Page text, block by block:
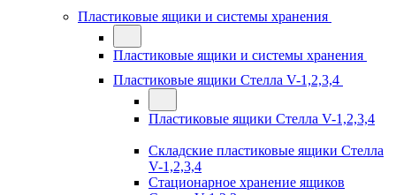
Пластиковые ящики и системы хранения
Пластиковые ящики и системы хранения
Пластиковые ящики Стелла V-1,2,3,4
Пластиковые ящики Стелла V-1,2,3,4
Складские пластиковые ящики Стелла
V-1,2,3,4
Стационарное хранение ящиков